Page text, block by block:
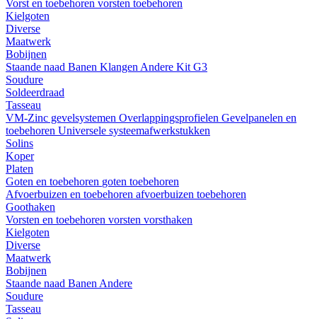
Vorst en toebehoren vorsten toebehoren
Kielgoten
Diverse
Maatwerk
Bobijnen
Staande naad Banen Klangen Andere Kit G3
Soudure
Soldeerdraad
Tasseau
VM-Zinc gevelsystemen Overlappingsprofielen Gevelpanelen en
toebehoren Universele systeemafwerkstukken
Solins
Koper
Platen
Goten en toebehoren goten toebehoren
Afvoerbuizen en toebehoren afvoerbuizen toebehoren
Goothaken
Vorsten en toebehoren vorsten vorsthaken
Kielgoten
Diverse
Maatwerk
Bobijnen
Staande naad Banen Andere
Soudure
Tasseau